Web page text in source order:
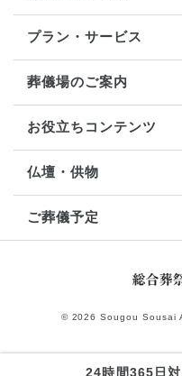
プラン・サービス
葬儀場のご案内
お役立ちコンテンツ
仏壇・供物
ご葬儀予定
© 2026 Sougou Sousai
24時間365日